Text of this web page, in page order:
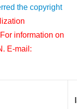
the copyright
information on
E-mail: